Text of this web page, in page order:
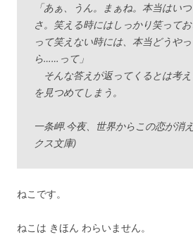
「あぁ、うん。まぁね。本当はい
さ。笑える時にはしっかり笑って
って笑えない時には、本当どうや
ら……って」
そんな答えが返ってくるとは考
を見つめてしまう。
一条岬.今夜、世界からこの恋が消
クス文庫)
ねこです。
ねこは きほん わらいません。